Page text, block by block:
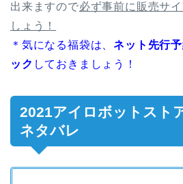
出来ますので必ず事前に販売サ
しょう！
＊気になる福袋は、ネット先行
ック しておきましょう！
2021アイロボットスト
ネタバレ